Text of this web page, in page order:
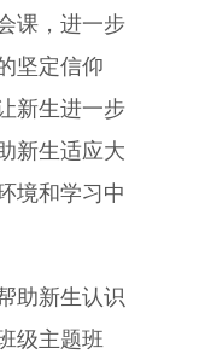
课，进一步
坚定信仰
新生进一步
新生适应大
境和学习中
助新生认识
级主题班